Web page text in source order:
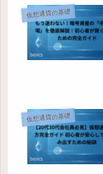
仮想通貨の基礎
仮想通貨の基礎